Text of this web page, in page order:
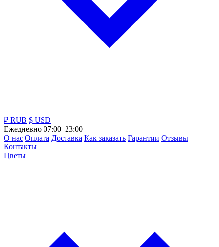
₽ RUB $ USD
Ежедневно 07:00–23:00
О нас Оплата Доставка Как заказать Гарантии Отзывы
Контакты
Цветы